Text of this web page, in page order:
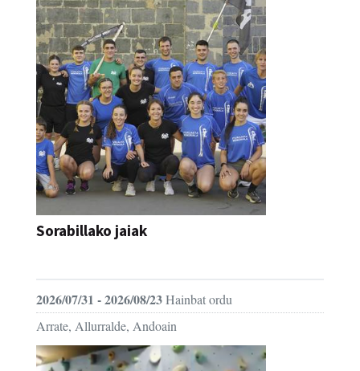
Sorabillako jaiak
2026/07/31 - 2026/08/23Hainbat ordu
Arrate, Allurralde, Andoain